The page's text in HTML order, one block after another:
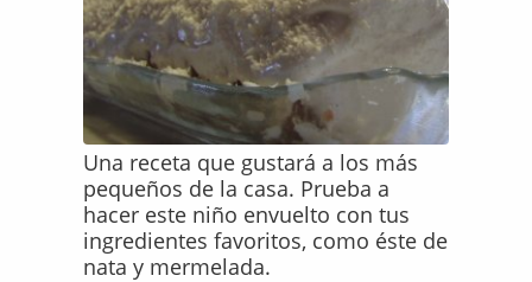
Una receta que gustará a los más
pequeños de la casa. Prueba a
hacer este niño envuelto con tus
ingredientes favoritos, como éste de
nata y mermelada.